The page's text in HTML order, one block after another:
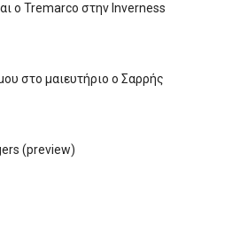
ο Tremarco στην Inverness
στο μαιευτήριο ο Σαρρής
(preview)